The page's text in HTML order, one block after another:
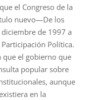
el Congreso de la
nuevo—De los
de 1997 a
Política.
que el gobierno que
popular sobre
aunque
en la